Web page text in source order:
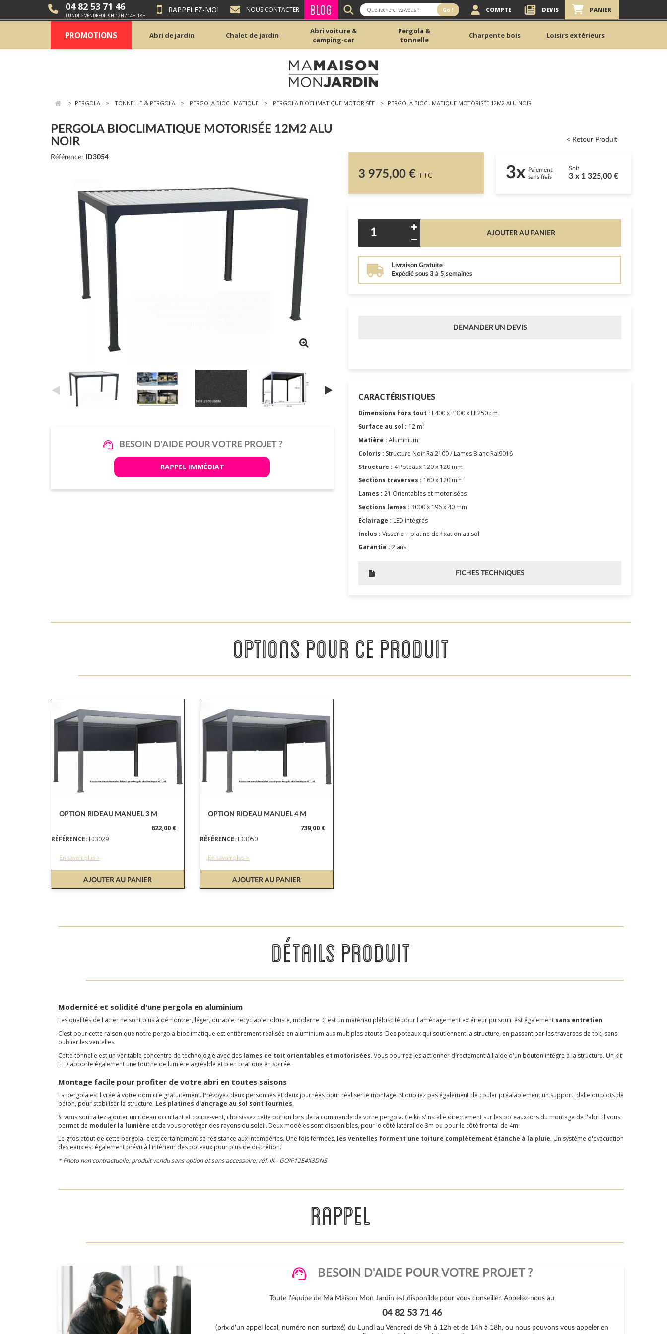
04 82 53 71 46
LUNDI > VENDREDI : 9H-12H / 14H-18H
RAPPELEZ-MOI NOUS CONTACTER BLOG Go ! COMPTE DEVIS PANIER
PROMOTIONS Abri de jardin Chalet de jardin
Abri voiture &
camping-car
Pergola &
tonnelle
Charpente bois Loisirs extérieurs
> PERGOLA TONNELLE & PERGOLA PERGOLA BIOCLIMATIQUE PERGOLA BIOCLIMATIQUE MOTORISÉE PERGOLA BIOCLIMATIQUE MOTORISÉE 12M2 ALU NOIR
< Retour Produit
PERGOLA BIOCLIMATIQUE MOTORISÉE 12M2 ALU
NOIR
Référence: ID3054
BESOIN D'AIDE POUR VOTRE PROJET ?
RAPPEL IMMÉDIAT
3 975,00 € TTC 3x Paiement
sans frais
Soit
3 x 1 325,00 €
AJOUTER AU PANIER
Livraison Gratuite
Expédié sous 3 à 5 semaines
DEMANDER UN DEVIS
CARACTÉRISTIQUES
Dimensions hors tout : L400 x P300 x Ht250 cm
Surface au sol : 12 m²
Matière : Aluminium
Coloris : Structure Noir Ral2100 / Lames Blanc Ral9016
Structure : 4 Poteaux 120 x 120 mm
Sections traverses : 160 x 120 mm
Lames : 21 Orientables et motorisées
Sections lames : 3000 x 196 x 40 mm
Eclairage : LED intégrés
Inclus : Visserie + platine de fixation au sol
Garantie : 2 ans
FICHES TECHNIQUES
OPTIONS POUR CE PRODUIT
OPTION RIDEAU MANUEL 3 M
622,00 €
RÉFÉRENCE: ID3029
En savoir plus >
AJOUTER AU PANIER
OPTION RIDEAU MANUEL 4 M
739,00 €
RÉFÉRENCE: ID3050
En savoir plus >
AJOUTER AU PANIER
DÉTAILS PRODUIT
Modernité et solidité d'une pergola en aluminium
Les qualités de l'acier ne sont plus à démontrer, léger, durable, recyclable robuste, moderne. C'est un matériau plébiscité pour l'aménagement extérieur puisqu'il est également sans entretien.
C'est pour cette raison que notre pergola bioclimatique est entièrement réalisée en aluminium aux multiples atouts. Des poteaux qui soutiennent la structure, en passant par les traverses de toit, sans
oublier les ventelles.
Cette tonnelle est un véritable concentré de technologie avec des lames de toit orientables et motorisées. Vous pourrez les actionner directement à l'aide d'un bouton intégré à la structure. Un kit
LED apporte également une touche de lumière agréable et bien pratique en soirée.
Montage facile pour profiter de votre abri en toutes saisons
La pergola est livrée à votre domicile gratuitement. Prévoyez deux personnes et deux journées pour réaliser le montage. N'oubliez pas également de couler préalablement un support, dalle ou plots de
béton, pour stabiliser la structure. Les platines d'ancrage au sol sont fournies.
Si vous souhaitez ajouter un rideau occultant et coupe-vent, choisissez cette option lors de la commande de votre pergola. Ce kit s'installe directement sur les poteaux lors du montage de l'abri. Il vous
permet de moduler la lumière et de vous protéger des rayons du soleil. Deux modèles sont disponibles, pour le côté latéral de 3m ou pour le côté frontal de 4m.
Le gros atout de cette pergola, c'est certainement sa résistance aux intempéries. Une fois fermées, les ventelles forment une toiture complètement étanche à la pluie. Un système d'évacuation
des eaux est également prévu à l'intérieur des poteaux pour plus de discrétion.
* Photo non contractuelle, produit vendu sans option et sans accessoire, réf. IK - GO/P12E4X3DNS
RAPPEL
BESOIN D'AIDE POUR VOTRE PROJET ?
Toute l'équipe de Ma Maison Mon Jardin est disponible pour vous conseiller. Appelez-nous au
04 82 53 71 46
(prix d'un appel local, numéro non surtaxé) du Lundi au Vendredi de 9h à 12h et de 14h à 18h, ou nous pouvons vous appeler en